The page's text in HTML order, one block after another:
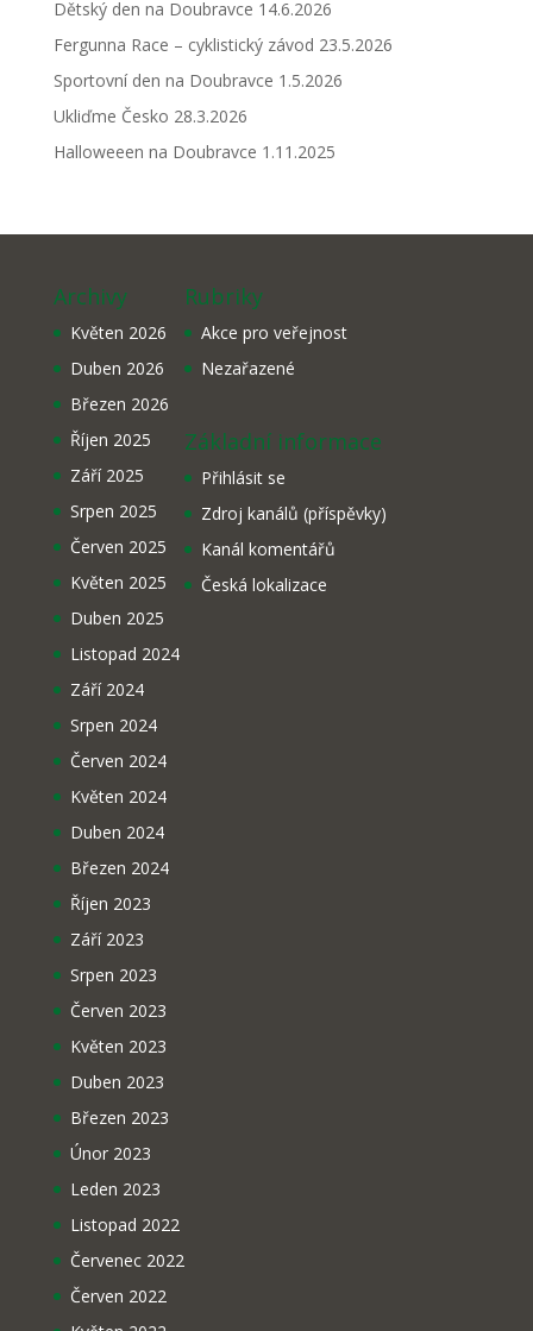
Dětský den na Doubravce 14.6.2026
Fergunna Race – cyklistický závod 23.5.2026
Sportovní den na Doubravce 1.5.2026
Ukliďme Česko 28.3.2026
Halloweeen na Doubravce 1.11.2025
Archivy
Květen 2026
Duben 2026
Březen 2026
Říjen 2025
Září 2025
Srpen 2025
Červen 2025
Květen 2025
Duben 2025
Listopad 2024
Září 2024
Srpen 2024
Červen 2024
Květen 2024
Duben 2024
Březen 2024
Říjen 2023
Září 2023
Srpen 2023
Červen 2023
Květen 2023
Duben 2023
Březen 2023
Únor 2023
Leden 2023
Listopad 2022
Červenec 2022
Červen 2022
Rubriky
Akce pro veřejnost
Nezařazené
Základní informace
Přihlásit se
Zdroj kanálů (příspěvky)
Kanál komentářů
Česká lokalizace